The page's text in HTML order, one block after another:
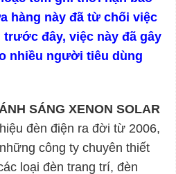
hàng này đã từ chối việc
trước đây, việc này đã gây
nhiều người tiêu dùng
SÁNG XENON SOLAR
đèn điện ra đời từ 2006,
công ty chuyên thiết
loại đèn trang trí, đèn